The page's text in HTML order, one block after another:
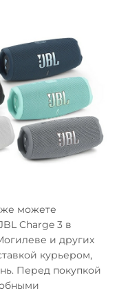
можете
Charge 3 в
и других
курьером,
Перед покупкой